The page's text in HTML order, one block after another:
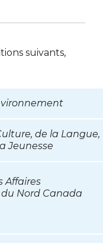
suivants,
de la Langue,
Jeunesse
Affaires
Nord Canada